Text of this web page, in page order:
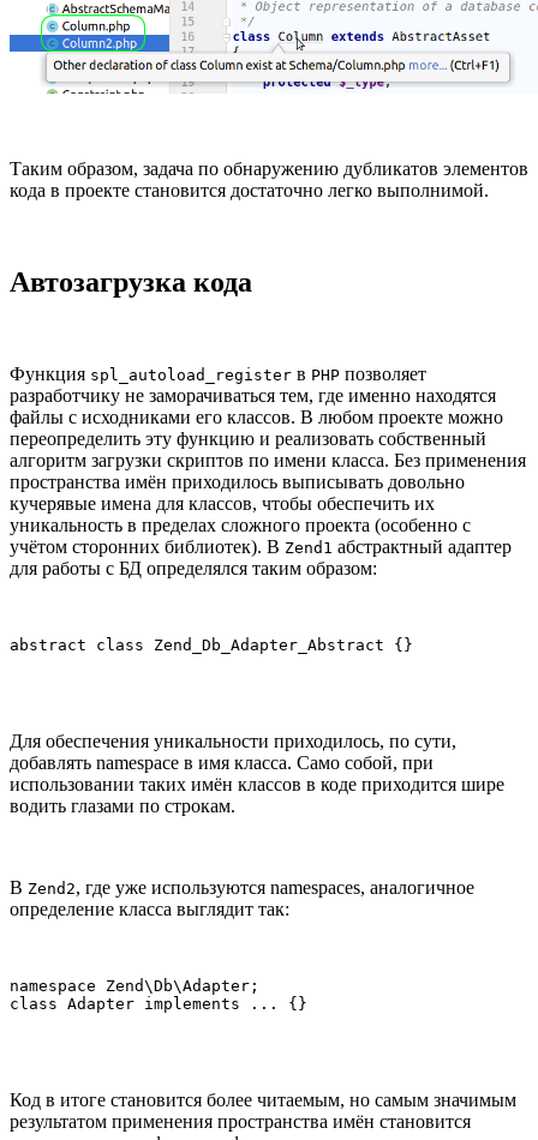
Таким образом, задача по обнаружению дубликатов элементов
кода в проекте становится достаточно легко выполнимой.
Автозагрузка кода
Функция spl_autoload_register в PHP позволяет
разработчику не заморачиваться тем, где именно находятся
файлы с исходниками его классов. В любом проекте можно
переопределить эту функцию и реализовать собственный
алгоритм загрузки скриптов по имени класса. Без применения
пространства имён приходилось выписывать довольно
кучерявые имена для классов, чтобы обеспечить их
уникальность в пределах сложного проекта (особенно с
учётом сторонних библиотек). В Zend1 абстрактный адаптер
для работы с БД определялся таким образом:
abstract class Zend_Db_Adapter_Abstract {}
Для обеспечения уникальности приходилось, по сути,
добавлять namespace в имя класса. Само собой, при
использовании таких имён классов в коде приходится шире
водить глазами по строкам.
В Zend2, где уже используются namespaces, аналогичное
определение класса выглядит так:
namespace Zend\Db\Adapter;
class Adapter implements ... {}
Код в итоге становится более читаемым, но самым значимым
результатом применения пространства имён становится